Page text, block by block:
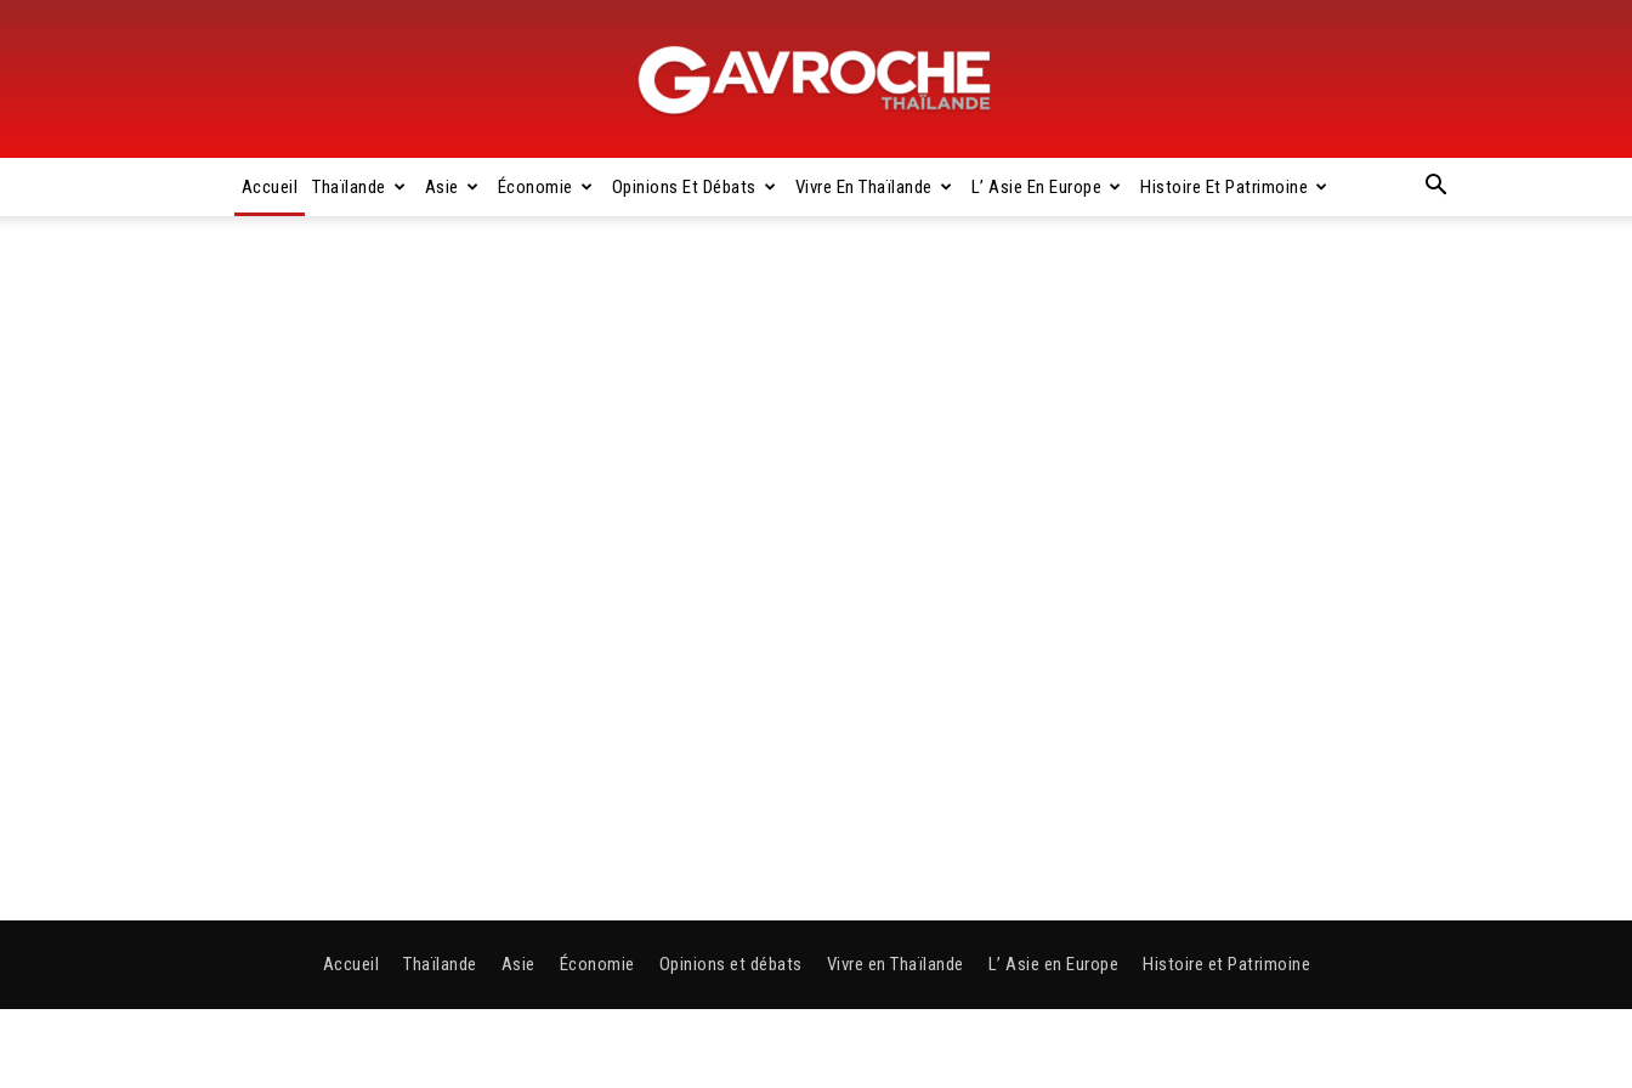
Gavroche
Accueil Thaïlande Asie Économie Opinions Et Débats Vivre En Thaïlande L’ Asie En Europe Histoire Et Patrimoine
Accueil Thaïlande Asie Économie Opinions et débats Vivre en Thaïlande L’ Asie en Europe Histoire et Patrimoine